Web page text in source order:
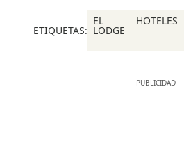
ETIQUETAS:
EL
LODGE
HOTELES